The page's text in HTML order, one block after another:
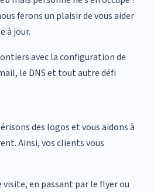
ferons un plaisir de vous aider
à jour.
avec la configuration de
le DNS et tout autre défi
des logos et vous aidons à
Ainsi, vos clients vous
visite, en passant par le flyer ou